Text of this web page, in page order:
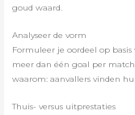
goud waard.
Analyseer de vorm
Formuleer je oordeel op
meer dan één goal per match
waarom: aanvallers vinden
Thuis- versus uitprestaties